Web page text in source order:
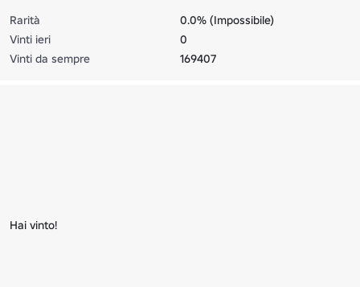
Rarità
0.0% (Impossibile)
Vinti ieri
0
Vinti da sempre
169407
Hai vinto!